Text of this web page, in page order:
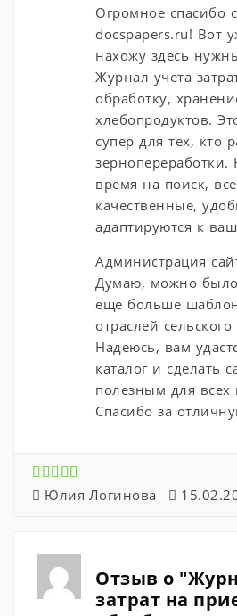
Огромное спасибо
docspapers.ru! Вот
нахожу здесь
Журнал учета
обработку,
хлебопродуктов.
супер для тех, кто
время на поиск,
качественные,
адаптируются к
Администрация
Думаю, можно
еще больше
отраслей сельского
Надеюсь, вам
каталог и сделать
полезным для всех
Спасибо за
Юлия Логинова
Отзыв о
затрат на